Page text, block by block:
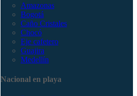
Amazonas
Bogotá
Caño Cristales
Chocó
Eje cafetero
Guajira
Medellín
Nacional en playa